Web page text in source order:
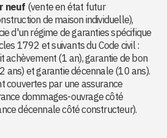
neuf (vente en état futur
de maison individuelle),
d'un régime de garanties spécifique
1792 et suivants du Code civil :
achèvement (1 an), garantie de bon
ans) et garantie décennale (10 ans).
couvertes par une assurance
dommages-ouvrage côté
décennale côté constructeur).